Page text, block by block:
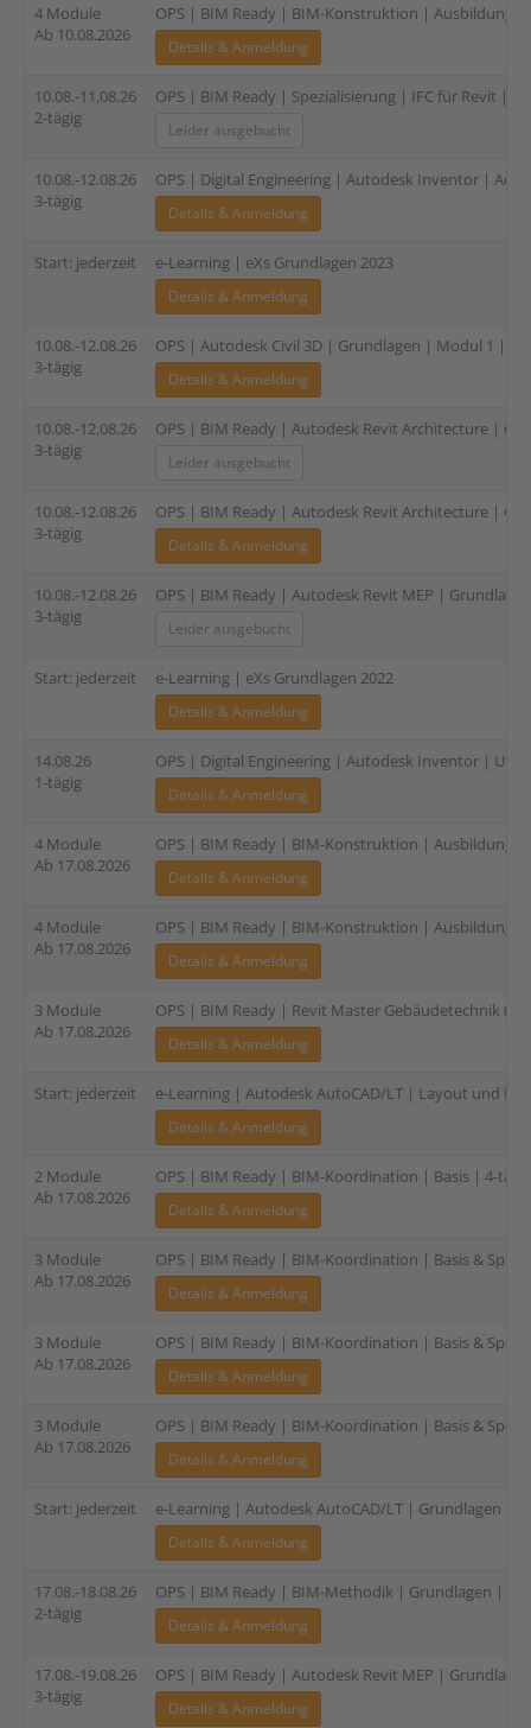
4 Module
Ab 10.08.2026
OPS | BIM Ready | BIM-Konstruktion | Ausbildung
Details & Anmeldung
10.08.-11.08.26
2-tägig
OPS | BIM Ready | Spezialisierung | IFC für Revit | 2-
Leider ausgebucht
10.08.-12.08.26
3-tägig
OPS | Digital Engineering | Autodesk Inventor |
Details & Anmeldung
Start: jederzeit e-Learning | eXs Grundlagen 2023
Details & Anmeldung
10.08.-12.08.26
3-tägig
OPS | Autodesk Civil 3D | Grundlagen | Modul 1 | 3-
Details & Anmeldung
10.08.-12.08.26
3-tägig
OPS | BIM Ready | Autodesk Revit Architecture |
Leider ausgebucht
10.08.-12.08.26
3-tägig
OPS | BIM Ready | Autodesk Revit Architecture |
Details & Anmeldung
10.08.-12.08.26
3-tägig
OPS | BIM Ready | Autodesk Revit MEP |
Leider ausgebucht
Start: jederzeit e-Learning | eXs Grundlagen 2022
Details & Anmeldung
14.08.26
1-tägig
OPS | Digital Engineering | Autodesk Inventor |
Details & Anmeldung
4 Module
Ab 17.08.2026
OPS | BIM Ready | BIM-Konstruktion | Ausbildung
Details & Anmeldung
4 Module
Ab 17.08.2026
OPS | BIM Ready | BIM-Konstruktion | Ausbildung
Details & Anmeldung
3 Module
Ab 17.08.2026
OPS | BIM Ready | Revit Master Gebäudetechnik
Details & Anmeldung
Start: jederzeit e-Learning | Autodesk AutoCAD/LT | Layout und
Details & Anmeldung
2 Module
Ab 17.08.2026
OPS | BIM Ready | BIM-Koordination | Basis | 4-tägig
Details & Anmeldung
3 Module
Ab 17.08.2026
OPS | BIM Ready | BIM-Koordination | Basis &
Details & Anmeldung
3 Module
Ab 17.08.2026
OPS | BIM Ready | BIM-Koordination | Basis &
Details & Anmeldung
3 Module
Ab 17.08.2026
OPS | BIM Ready | BIM-Koordination | Basis &
Details & Anmeldung
Start: jederzeit e-Learning | Autodesk AutoCAD/LT | Grundlagen
Details & Anmeldung
17.08.-18.08.26
2-tägig
OPS | BIM Ready | BIM-Methodik | Grundlagen | 2-
Details & Anmeldung
17.08.-19.08.26
3-tägig
OPS | BIM Ready | Autodesk Revit MEP |
Details & Anmeldung